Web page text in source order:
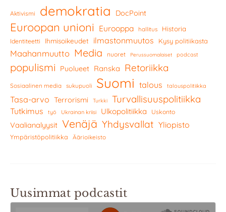
Aktivismi demokratia DocPoint
Euroopan unioni Eurooppa hallitus Historia
Identiteetti Ihmisoikeudet ilmastonmuutos Kysy politiikasta
Maahanmuutto Media nuoret Perussuomalaiset podcast
populismi Puolueet Ranska Retoriikka
Sosiaalinen media sukupuoli Suomi talous talouspolitiikka
Tasa-arvo Terrorismi Turkki Turvallisuuspolitiikka
Tutkimus työ Ukrainan kriisi Ulkopolitiikka Uskonto
Vaalianalyysit Venäjä Yhdysvallat Yliopisto
Ympäristöpolitiikka Äärioikeisto
Uusimmat podcastit